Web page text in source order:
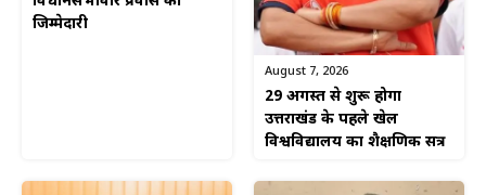
जिम्मेदारी
August 7, 2026
29 अगस्त से शुरू होगा
उत्तराखंड के पहले खेल
विश्वविद्यालय का शैक्षणिक सत्र